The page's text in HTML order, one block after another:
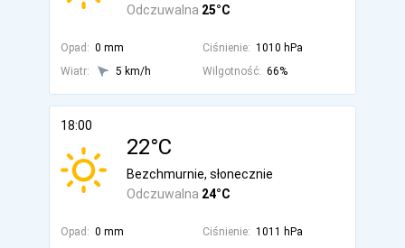
Odczuwalna 25°C
Opad: 0 mm Ciśnienie: 1010 hPa
Wiatr:
5 km/h Wilgotność: 66%
18:00
22°C
Odczuwalna 24°C
Bezchmurnie, słonecznie
Opad: 0 mm Ciśnienie: 1011 hPa